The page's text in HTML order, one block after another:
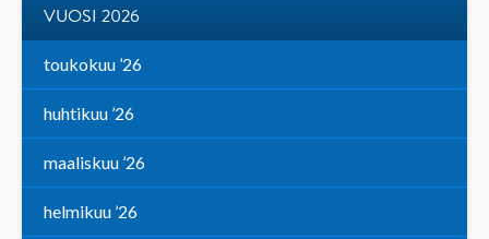
VUOSI 2026
toukokuu ’26
huhtikuu ’26
maaliskuu ’26
helmikuu ’26